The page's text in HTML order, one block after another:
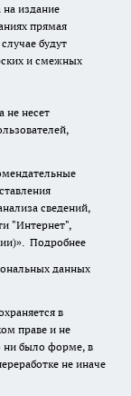
издание
прямая
будут
и смежных
не несет
сведений,
"Интернет",
Подробнее
данных
в
праве и не
ни было форме, в
не иначе